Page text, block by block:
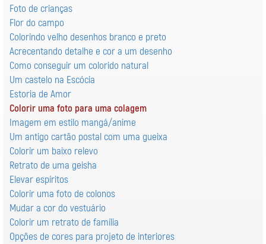
Foto de crianças
Flor do campo
Colorindo velho desenhos branco e preto
Acrecentando detalhe e cor a um desenho
Como conseguir um colorido natural
Um castelo na Escócia
Estoria de Amor
Colorir uma foto para uma colagem
Imagem em estilo mangá/anime
Um antigo cartão postal com uma gueixa
Colorir um baixo relevo
Retrato de uma geisha
Elevar espíritos
Colorir uma foto de colonos
Mudar a cor do vestuário
Colorir um retrato de família
Opções de cores para projeto de interiores